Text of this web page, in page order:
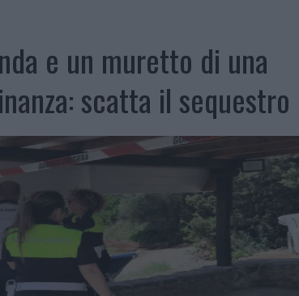
e un muretto di una
scatta il sequestro